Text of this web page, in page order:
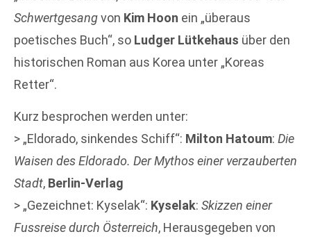
Schwertgesangvon Kim Hoon ein „überaus
poetisches Buch“, so Ludger Lütkehaus über den
historischen Roman aus Korea unter „Koreas
Retter“.
Kurz besprochen werden unter:
> „Eldorado, sinkendes Schiff“: Milton Hatoum: Die
Waisen des Eldorado. Der Mythos einer verzauberten
Stadt, Berlin-Verlag
> „Gezeichnet: Kyselak“: Kyselak: Skizzen einer
Fussreise durch Österreich, Herausgegeben von